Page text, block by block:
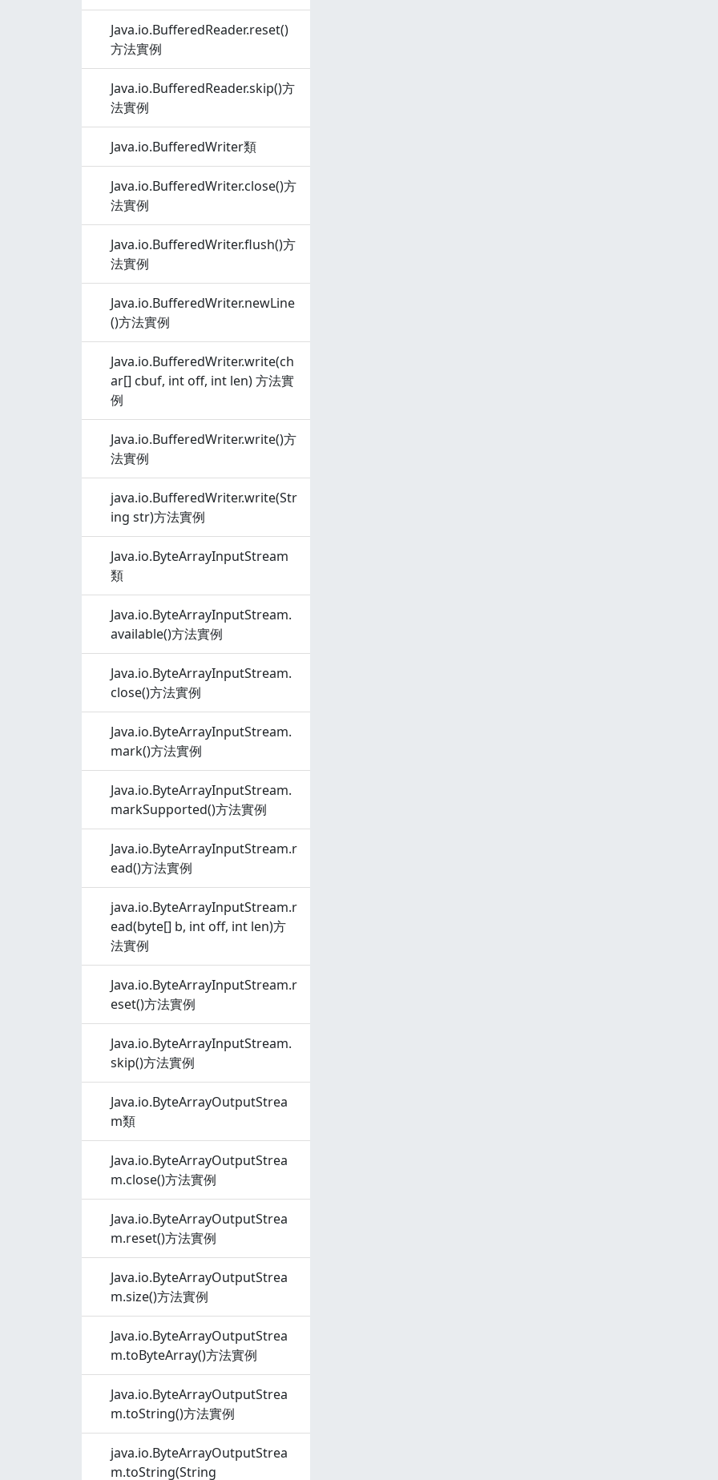
Java.io.BufferedReader.reset()
方法實例
Java.io.BufferedReader.skip()方
法實例
Java.io.BufferedWriter類
Java.io.BufferedWriter.close()方
法實例
Java.io.BufferedWriter.flush()方
法實例
Java.io.BufferedWriter.newLine
()方法實例
Java.io.BufferedWriter.write(ch
ar[] cbuf, int off, int len) 方法實
例
Java.io.BufferedWriter.write()方
法實例
java.io.BufferedWriter.write(Str
ing str)方法實例
Java.io.ByteArrayInputStream
類
Java.io.ByteArrayInputStream.
available()方法實例
Java.io.ByteArrayInputStream.
close()方法實例
Java.io.ByteArrayInputStream.
mark()方法實例
Java.io.ByteArrayInputStream.
markSupported()方法實例
Java.io.ByteArrayInputStream.r
ead()方法實例
java.io.ByteArrayInputStream.r
ead(byte[] b, int off, int len)方
法實例
Java.io.ByteArrayInputStream.r
eset()方法實例
Java.io.ByteArrayInputStream.
skip()方法實例
Java.io.ByteArrayOutputStrea
m類
Java.io.ByteArrayOutputStrea
m.close()方法實例
Java.io.ByteArrayOutputStrea
m.reset()方法實例
Java.io.ByteArrayOutputStrea
m.size()方法實例
Java.io.ByteArrayOutputStrea
m.toByteArray()方法實例
Java.io.ByteArrayOutputStrea
m.toString()方法實例
java.io.ByteArrayOutputStrea
m.toString(String